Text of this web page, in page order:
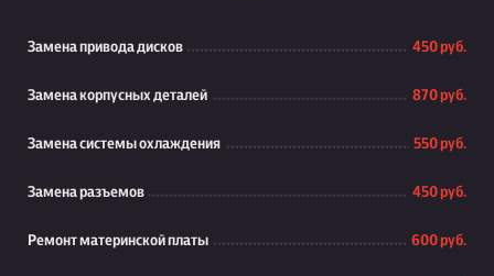
Замена привода дисков 450 руб.
Замена корпусных деталей 870 руб.
Замена системы охлаждения 550 руб.
Замена разъемов 450 руб.
Ремонт материнской платы 600 руб.